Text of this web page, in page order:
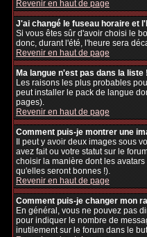
Revenir en haut de page
J'ai changé le fuseau horaire et
Si vous êtes sûr d'avoir choisi le
donc, durant l'été, l'heure sera
Revenir en haut de page
Ma langue n'est pas dans la liste
Les raisons les plus probables
peut installer le pack de langue
pages).
Revenir en haut de page
Comment puis-je montrer une
Il peut y avoir deux images sous
avez fait ou votre statut sur le
choisir la manière dont les
qu'elles seront bonnes !).
Revenir en haut de page
Comment puis-je changer mon
En général, vous ne pouvez pas
pour indiquer le nombre de
inutilement sur le forum dans le